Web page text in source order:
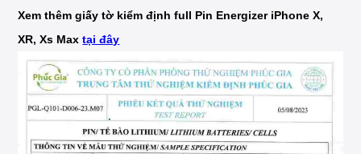
Xem thêm giấy tờ kiểm định full Pin Energizer iPhone X,
XR, Xs Maxtại đây